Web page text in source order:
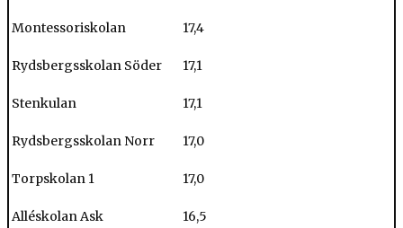
Montessoriskolan 17,4
Rydsbergsskolan Söder 17,1
Stenkulan 17,1
Rydsbergsskolan Norr 17,0
Torpskolan 1 17,0
Alléskolan Ask 16,5